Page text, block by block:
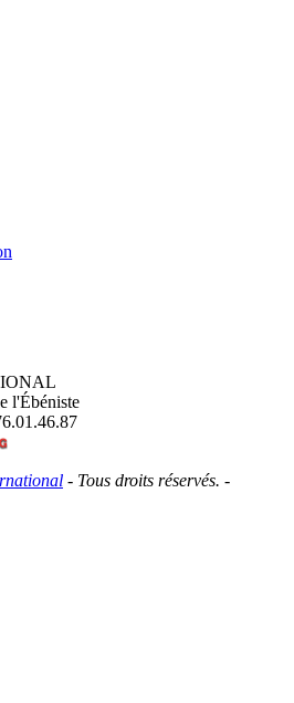
l'Ébéniste
- Tous droits réservés. -